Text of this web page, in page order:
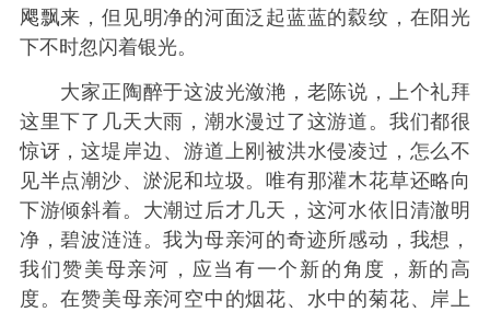
飔飘来，但见明净的河面泛起蓝蓝的縠纹，在阳光
下不时忽闪着银光。
大家正陶醉于这波光潋滟，老陈说，上个礼拜
这里下了几天大雨，潮水漫过了这游道。我们都很
惊讶，这堤岸边、游道上刚被洪水侵凌过，怎么不
见半点潮沙、淤泥和垃圾。唯有那灌木花草还略向
下游倾斜着。大潮过后才几天，这河水依旧清澈明
净，碧波涟涟。我为母亲河的奇迹所感动，我想，
我们赞美母亲河，应当有一个新的角度，新的高
度。在赞美母亲河空中的烟花、水中的菊花、岸上